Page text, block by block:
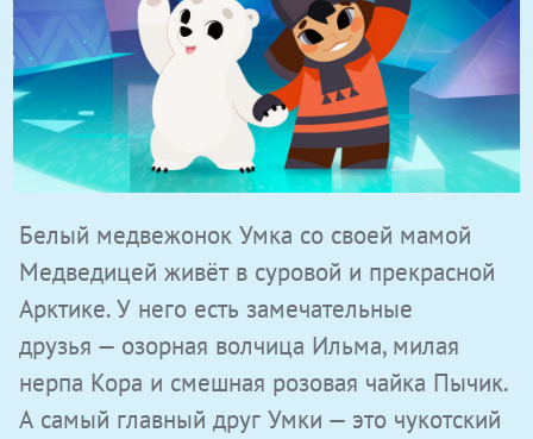
Белый медвежонок Умка со своей мамой
Медведицей живёт в суровой и прекрасной
Арктике. У него есть замечательные
друзья — озорная волчица Ильма, милая
нерпа Кора и смешная розовая чайка Пычик.
А самый главный друг Умки — это чукотский